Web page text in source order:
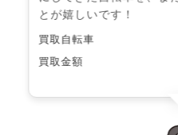
とが嬉しいです！
買取自転車
買取金額